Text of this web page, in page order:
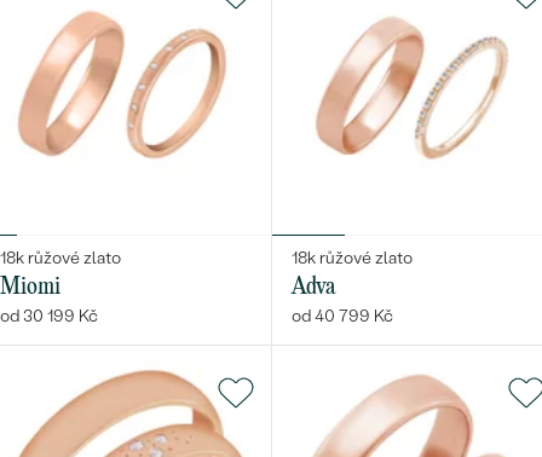
18k růžové zlato
Miomi
od 30 199 Kč
18k růžové zlato
Adva
od 40 799 Kč